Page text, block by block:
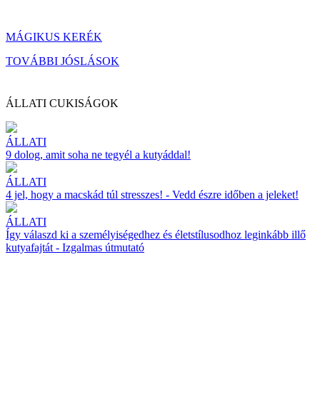
MÁGIKUS KERÉK
TOVÁBBI JÓSLÁSOK
ÁLLATI CUKISÁGOK
ÁLLATI
9 dolog, amit soha ne tegyél a kutyáddal!
ÁLLATI
4 jel, hogy a macskád túl stresszes! - Vedd észre időben a jeleket!
ÁLLATI
Így válaszd ki a személyiségedhez és életstílusodhoz leginkább illő
kutyafajtát - Izgalmas útmutató